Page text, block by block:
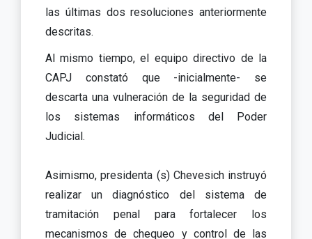
las últimas dos resoluciones anteriormente
descritas.
Al mismo tiempo, el equipo directivo de la
CAPJ constató que -inicialmente- se
descarta una vulneración de la seguridad de
los sistemas informáticos del Poder
Judicial.
Asimismo, presidenta (s) Chevesich instruyó
realizar un diagnóstico del sistema de
tramitación penal para fortalecer los
mecanismos de chequeo y control de las